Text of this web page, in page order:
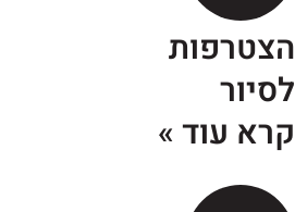
עוד »